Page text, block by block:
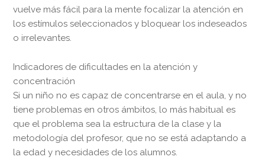
vuelve más fácil para la mente focalizar la atención en
los estímulos seleccionados y bloquear los indeseados
o irrelevantes.
Indicadores de dificultades en la atención y
concentración
Si un niño no es capaz de concentrarse en el aula, y no
tiene problemas en otros ámbitos, lo más habitual es
que el problema sea la estructura de la clase y la
metodología del profesor, que no se está adaptando a
la edad y necesidades de los alumnos.